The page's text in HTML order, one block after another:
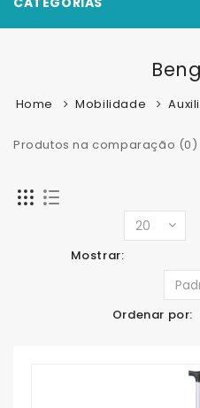
Home Mobilidade
Produtos na comparação (0)
Mostrar:
Ordenar por: